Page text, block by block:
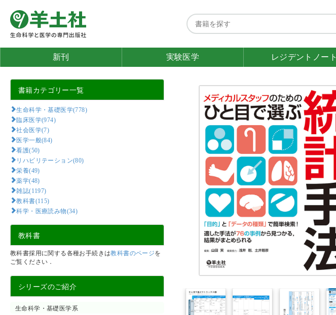
新刊 実験医学 レジデント ノート
書籍カテゴリー一覧
生命科学・基礎医学(778)
臨床医学(974)
社会医学(7)
医学一般(84)
看護(50)
リハビリテーション(80)
栄養(49)
薬学(48)
雑誌(1197)
教科書(115)
科学・医療読み物(34)
教科書
教科書採用に関する各種お手続きは教科書のページを
ご覧ください．
シリーズのご紹介
生命科学・基礎医学系